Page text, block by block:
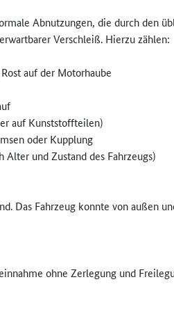
Abnutzungen, die durch den
Verschleiß. Hierzu zählen:
auf der Motorhaube
auf Kunststoffteilen)
oder Kupplung
und Zustand des Fahrzeugs)
Das Fahrzeug konnte von außen
ohne Zerlegung und